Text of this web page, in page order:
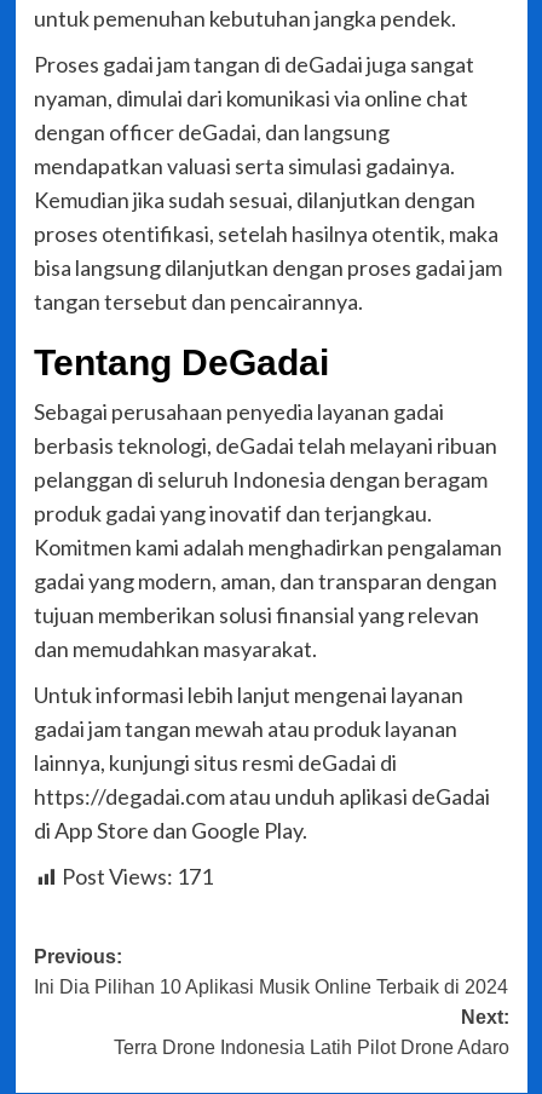
untuk pemenuhan kebutuhan jangka pendek.
Proses gadai jam tangan di deGadai juga sangat
nyaman, dimulai dari komunikasi via online chat
dengan officer deGadai, dan langsung
mendapatkan valuasi serta simulasi gadainya.
Kemudian jika sudah sesuai, dilanjutkan dengan
proses otentifikasi, setelah hasilnya otentik, maka
bisa langsung dilanjutkan dengan proses gadai jam
tangan tersebut dan pencairannya.
Tentang DeGadai
Sebagai perusahaan penyedia layanan gadai
berbasis teknologi, deGadai telah melayani ribuan
pelanggan di seluruh Indonesia dengan beragam
produk gadai yang inovatif dan terjangkau.
Komitmen kami adalah menghadirkan pengalaman
gadai yang modern, aman, dan transparan dengan
tujuan memberikan solusi finansial yang relevan
dan memudahkan masyarakat.
Untuk informasi lebih lanjut mengenai layanan
gadai jam tangan mewah atau produk layanan
lainnya, kunjungi situs resmi deGadai di
https://degadai.com atau unduh aplikasi deGadai
di App Store dan Google Play.
Post Views: 171
Post
navigation
Previous:
Ini Dia Pilihan 10 Aplikasi Musik Online Terbaik di 2024
Next:
Terra Drone Indonesia Latih Pilot Drone Adaro